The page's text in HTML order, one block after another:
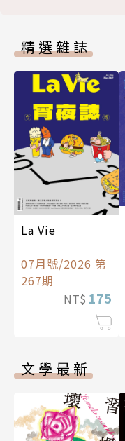
精選雜誌
La Vie
07月號/2026 第
267期
NT$ 175
文學最新